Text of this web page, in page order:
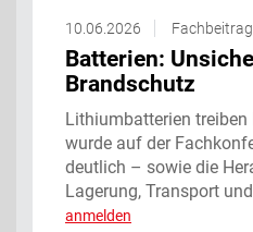
10.06.2026 Fachbeitrag
Batterien:
Brandschutz
Lithiumbatterien
wurde auf der
deutlich – sowie die
Lagerung, Transport
anmelden